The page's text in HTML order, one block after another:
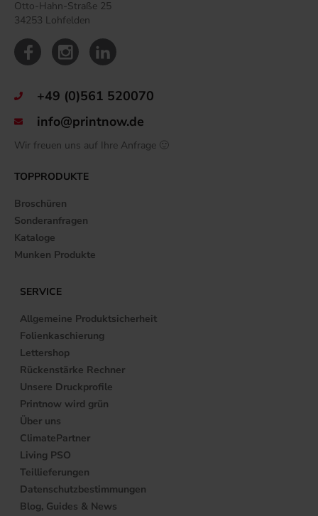
Otto-Hahn-Straße 25
34253 Lohfelden
+49 (0)561 520070
info@printnow.de
Wir freuen uns auf Ihre Anfrage 🙂
TOPPRODUKTE
Broschüren
Sonderanfragen
Kataloge
Munken Produkte
SERVICE
Allgemeine Produktsicherheit
Folienkaschierung
Lettershop
Rückenstärke Rechner
Unsere Druckprofile
Printnow wird grün
Über uns
ClimatePartner
Living PSO
Teillieferungen
Datenschutzbestimmungen
Blog, Guides & News